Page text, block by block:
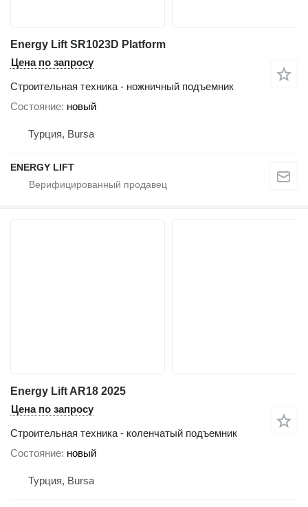
Energy Lift SR1023D Platform
Цена по запросу
Строительная техника - ножничный подъемник
Состояние новый
Турция, Bursa
ENERGY LIFT
Energy Lift AR18 2025
Цена по запросу
Строительная техника - коленчатый подъемник
Состояние новый
Турция, Bursa